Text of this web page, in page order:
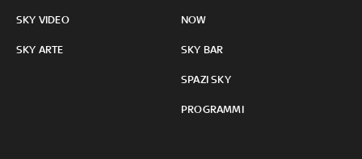
SKY VIDEO
SKY ARTE
NOW
SKY BAR
SPAZI SKY
PROGRAMMI